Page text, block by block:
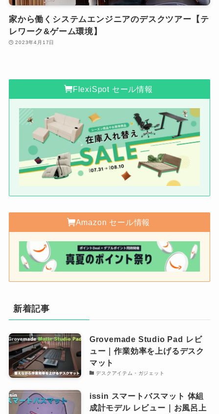
家から働くシステムエンジニアのデスクツアー【テ
レワーク&ゲーム環境】
2023年4月17日
FlexiSpot セール情報
Amazon セール情報
新着記事
Grovemade Studio Pad レビ
ュー｜作業効率を上げるデスク
マット
デスクアイテム・ガジェット
issin スマートバスマット 体組
成計モデル レビュー｜お風呂上